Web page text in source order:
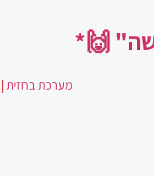
🙌*
מערכת בחזית|